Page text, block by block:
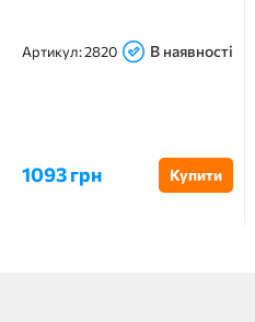
Артикул:2820 В наявності
1093 грн Купити